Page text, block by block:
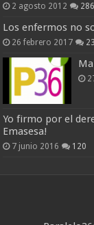
2 agosto 2012 286
Los enfermos no
26 febrero 2017
Yo firmo por el
Emasesa!
7 junio 2016 120